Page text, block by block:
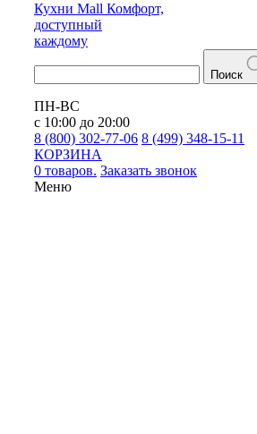
Кухни Mall Комфорт,
доступный
каждому
Поиск
ПН-ВС
с 10:00 до 20:00
8 (800) 302-77-06 8 (499) 348-15-11
КОРЗИНА
0 товаров. Заказать звонок
Меню